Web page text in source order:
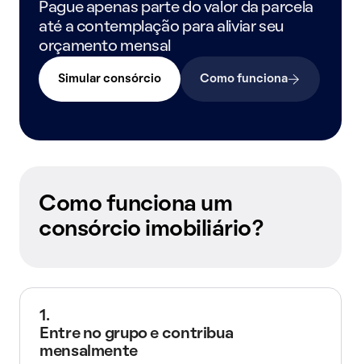
Pague apenas parte do valor da parcela
até a contemplação para aliviar seu
orçamento mensal
Simular consórcio Como funciona
Como funciona um
consórcio imobiliário?
1.
Entre no grupo e contribua
mensalmente